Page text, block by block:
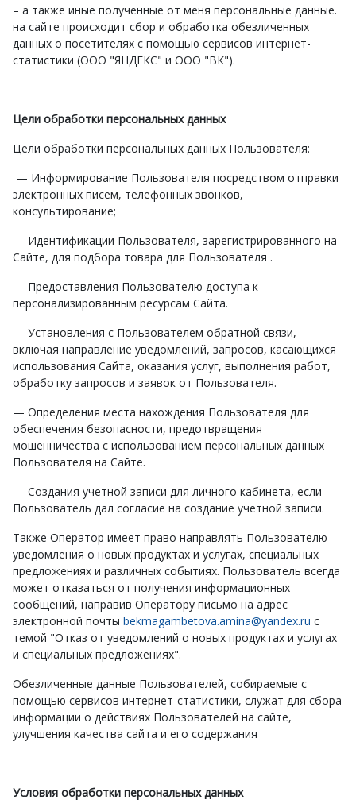
– а также иные полученные от меня персональные данные.
на сайте происходит сбор и обработка обезличенных
данных о посетителях с помощью сервисов интернет-
статистики (ООО "ЯНДЕКС" и ООО "ВК").
Цели обработки персональных данных
Цели обработки персональных данных Пользователя:
— Информирование Пользователя посредством отправки
электронных писем, телефонных звонков,
консультирование;
— Идентификации Пользователя, зарегистрированного на
Сайте, для подбора товара для Пользователя .
— Предоставления Пользователю доступа к
персонализированным ресурсам Сайта.
— Установления с Пользователем обратной связи,
включая направление уведомлений, запросов, касающихся
использования Сайта, оказания услуг, выполнения работ,
обработку запросов и заявок от Пользователя.
— Определения места нахождения Пользователя для
обеспечения безопасности, предотвращения
мошенничества с использованием персональных данных
Пользователя на Сайте.
— Создания учетной записи для личного кабинета, если
Пользователь дал согласие на создание учетной записи.
Также Оператор имеет право направлять Пользователю
уведомления о новых продуктах и услугах, специальных
предложениях и различных событиях. Пользователь всегда
может отказаться от получения информационных
сообщений, направив Оператору письмо на адрес
электронной почты bekmagambetova.amina@yandex.ru с
темой "Отказ от уведомлений о новых продуктах и услугах
и специальных предложениях".
Обезличенные данные Пользователей, собираемые с
помощью сервисов интернет-статистики, служат для сбора
информации о действиях Пользователей на сайте,
улучшения качества сайта и его содержания
Условия обработки персональных данных